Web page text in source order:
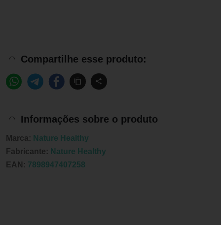
Compartilhe esse produto:
Informações sobre o produto
Marca: Nature Healthy
Fabricante: Nature Healthy
EAN: 7898947407258